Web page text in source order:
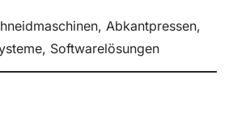
Abkantpressen,
Softwarelösungen